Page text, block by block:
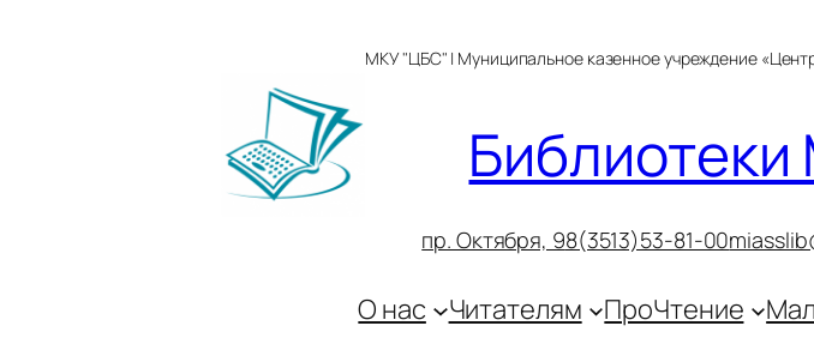
МКУ "ЦБС" | Муниципальное казенное учреждение
пр. Октября, 98(3513)53-81-00
О нас Читателям ПроЧтение